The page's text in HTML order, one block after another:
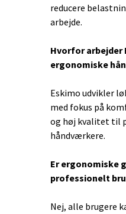
reducere
arbejde.
Hvorfor arbejder
ergonomiske
Eskimo udvikler
med fokus på
og høj kvalitet til
håndværkere.
Er ergonomiske
professionelt
Nej, alle brugere